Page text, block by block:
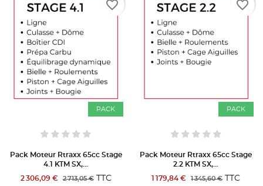
PACK
Pack Moteur Rtraxx 65cc Stage
4.1 KTM SX,...
2 306,09 €
2 713,05 €TTC
favorite_border
PACK
Pack Moteur Rtraxx 65cc Stage
2.2 KTM SX,...
1 179,84 €
1 345,60 €TTC
favorite_border